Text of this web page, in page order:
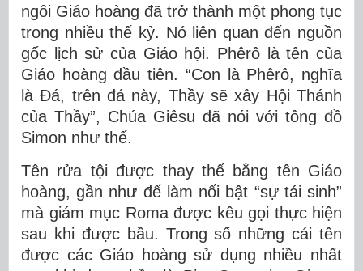
ngôi Giáo hoàng đã trở thành một phong tục
trong nhiều thế kỷ. Nó liên quan đến nguồn
gốc lịch sử của Giáo hội. Phêrô là tên của
Giáo hoàng đầu tiên. “Con là Phêrô, nghĩa
là Đá, trên đá này, Thầy sẽ xây Hội Thánh
của Thầy”, Chúa Giêsu đã nói với tông đồ
Simon như thế.
Tên rửa tội được thay thế bằng tên Giáo
hoàng, gần như để làm nổi bật “sự tái sinh”
mà giám mục Roma được kêu gọi thực hiện
sau khi được bầu. Trong số những cái tên
được các Giáo hoàng sử dụng nhiều nhất